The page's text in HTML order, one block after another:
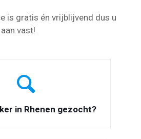
is gratis én vrijblijvend dus u
vast!
in Rhenen gezocht?